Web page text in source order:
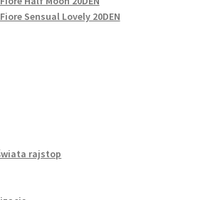
Sensual Lovely 20DEN
rajstop